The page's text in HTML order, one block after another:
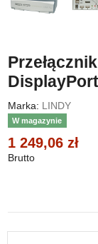
Marka: LINDY
W magazynie
1 249,06 zł
Brutto